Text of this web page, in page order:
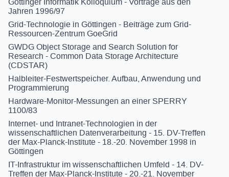
Göttinger Informatik Kolloquium - Vorträge aus den
Jahren 1996/97
Grid-Technologie in Göttingen - Beiträge zum Grid-
Ressourcen-Zentrum GoeGrid
GWDG Object Storage and Search Solution for
Research - Common Data Storage Architecture
(CDSTAR)
Halbleiter-Festwertspeicher. Aufbau, Anwendung und
Programmierung
Hardware-Monitor-Messungen an einer SPERRY
1100/83
Internet- und Intranet-Technologien in der
wissenschaftlichen Datenverarbeitung - 15. DV-Treffen
der Max-Planck-Institute - 18.-20. November 1998 in
Göttingen
IT-Infrastruktur im wissenschaftlichen Umfeld - 14. DV-
Treffen der Max-Planck-Institute - 20.-21. November